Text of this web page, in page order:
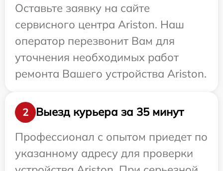
Оставьте заявку на сайте
сервисного центра Ariston. Наш
оператор перезвонит Вам для
уточнения необходимых работ
ремонта Вашего устройства Ariston.
2
Выезд курьера за 35 минут
Профессионал с опытом приедет по
указанному адресу для проверки